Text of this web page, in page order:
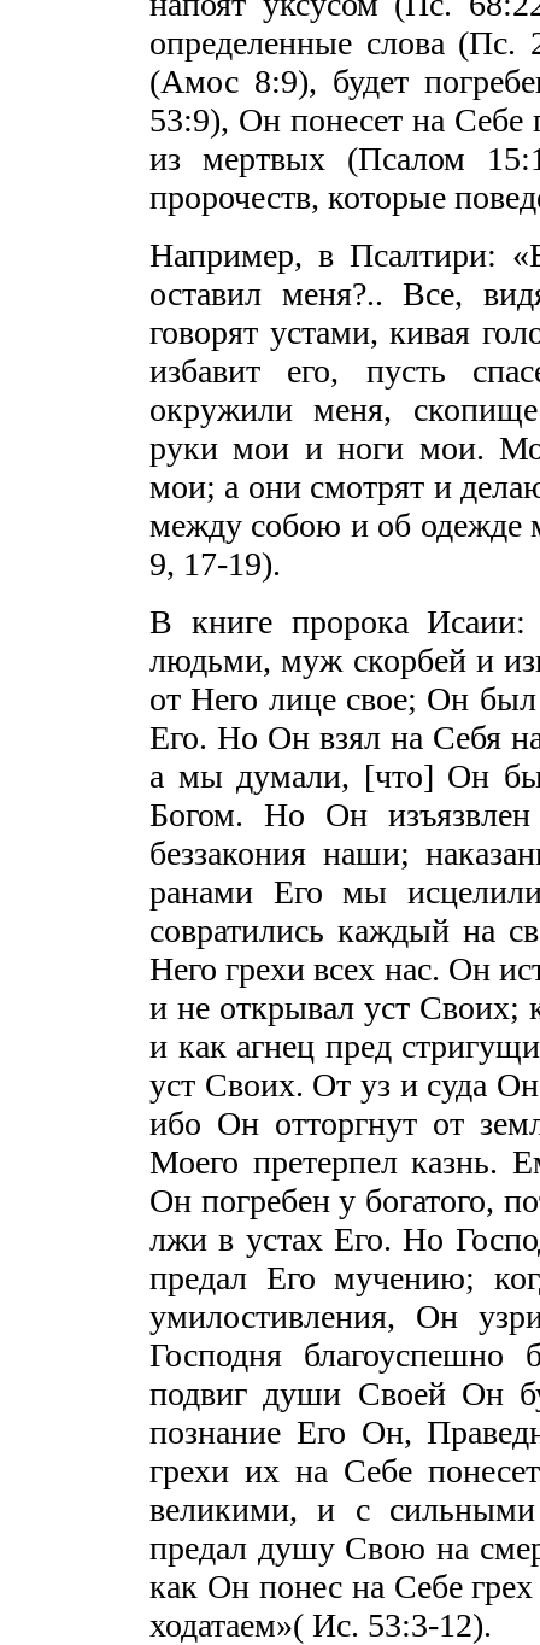
определенные слова (Пс.
(Амос 8:9), будет
53:9), Он понесет на Себе
из мертвых (Псалом
пророчеств, которые
Например, в Псалтири:
оставил меня?.. Все,
говорят устами, кивая
избавит его, пусть
окружили меня,
руки мои и ноги мои.
мои; а они смотрят и
между собою и об одежде
9, 17-19).
В книге пророка
людьми, муж скорбей и
от Него лице свое; Он
Его. Но Он взял на Себя
а мы думали, [что] Он
Богом. Но Он
беззакония наши;
ранами Его мы
совратились каждый на
Него грехи всех нас. Он
и не открывал уст Своих;
и как агнец пред
уст Своих. От уз и суда
ибо Он отторгнут от
Моего претерпел казнь.
Он погребен у богатого,
лжи в устах Его. Но
предал Его мучению;
умилостивления, Он
Господня благоуспешно
подвиг души Своей Он
познание Его Он,
грехи их на Себе
великими, и с
предал душу Свою на
как Он понес на Себе
ходатаем»( Ис. 53:3-12).